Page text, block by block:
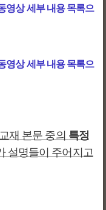
영상 세부 내용 목록으
영상 세부 내용 목록으
재 본문 중의 특정
설명들이 주어지고